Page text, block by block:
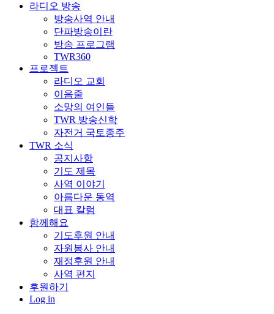
라디오 방송
방송사역 안내
단파방송이란
방송 프로그램
TWR360
프로젝트
라디오 교회
이음줄
소망의 여인들
TWR 방송신학
자전거 국토종주
TWR 소식
공지사항
기도 제목
사역 이야기
아름다운 동역
대표 칼럼
함께해요
기도후원 안내
자원봉사 안내
재정후원 안내
사역 편지
후원하기
Log in